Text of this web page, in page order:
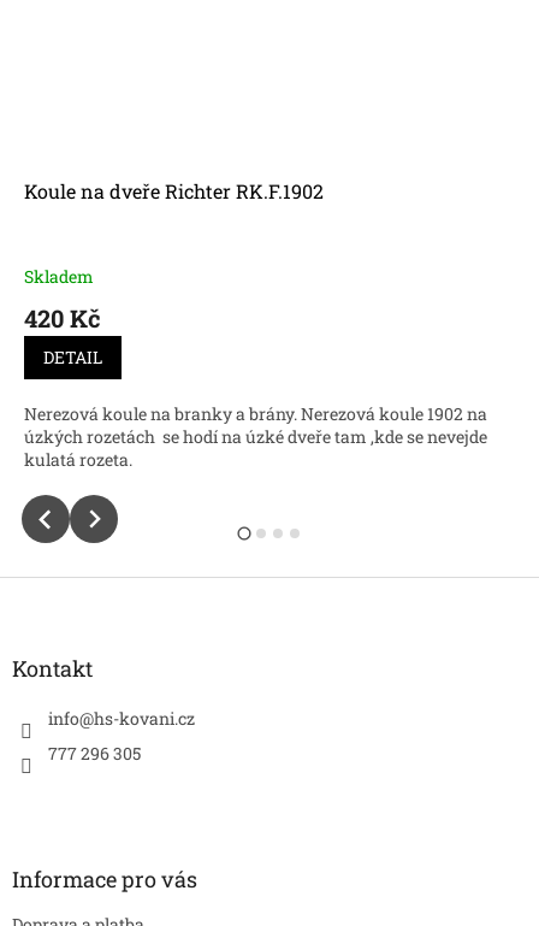
Koule na dveře Richter RK.F.1902
Skladem
420 Kč
DETAIL
Nerezová koule na branky a brány. Nerezová koule 1902 na
úzkých rozetách se hodí na úzké dveře tam ,kde se nevejde
kulatá rozeta.
Z
Kontakt
info@hs-kovani.cz
777 296 305
Informace pro vás